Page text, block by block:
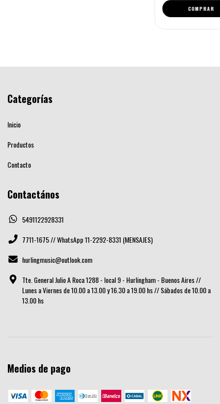
Categorías
Inicio
Productos
Contacto
Contactános
5491122928331
7711-1675 // WhatsApp 11-2292-8331 (MENSAJES)
hurlingmusic@outlook.com
Tte. General Julio A Roca 1288 - local 9 - Hurlingham - Buenos Aires //
Lunes a Viernes de 10.00 a 13.00 y 16.30 a 19.00 hs // Sábados de 10.00 a
13.00 hs
Medios de pago